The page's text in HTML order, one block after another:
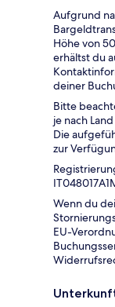
Aufgrund
Höhe von
erhältst du
deiner
Bitte
je nach
Die
zur
Wenn du
EU-